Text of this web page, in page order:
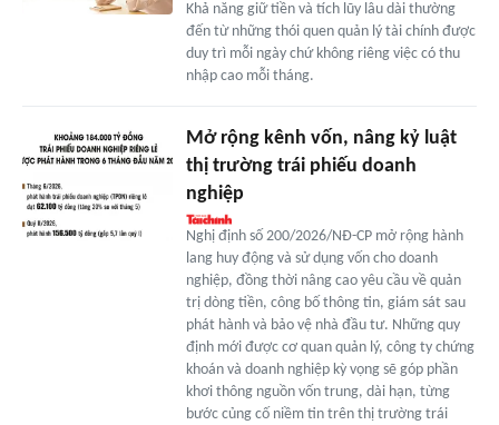
Khả năng giữ tiền và tích lũy lâu dài thường
đến từ những thói quen quản lý tài chính được
duy trì mỗi ngày chứ không riêng việc có thu
nhập cao mỗi tháng.
Mở rộng kênh vốn, nâng kỷ luật
thị trường trái phiếu doanh
nghiệp
Nghị định số 200/2026/NĐ-CP mở rộng hành
lang huy động và sử dụng vốn cho doanh
nghiệp, đồng thời nâng cao yêu cầu về quản
trị dòng tiền, công bố thông tin, giám sát sau
phát hành và bảo vệ nhà đầu tư. Những quy
định mới được cơ quan quản lý, công ty chứng
khoán và doanh nghiệp kỳ vọng sẽ góp phần
khơi thông nguồn vốn trung, dài hạn, từng
bước củng cố niềm tin trên thị trường trái